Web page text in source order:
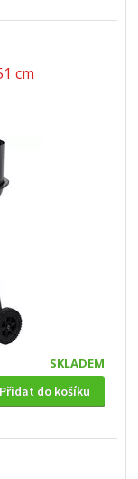
cm
SKLADEM
Přidat do košíku